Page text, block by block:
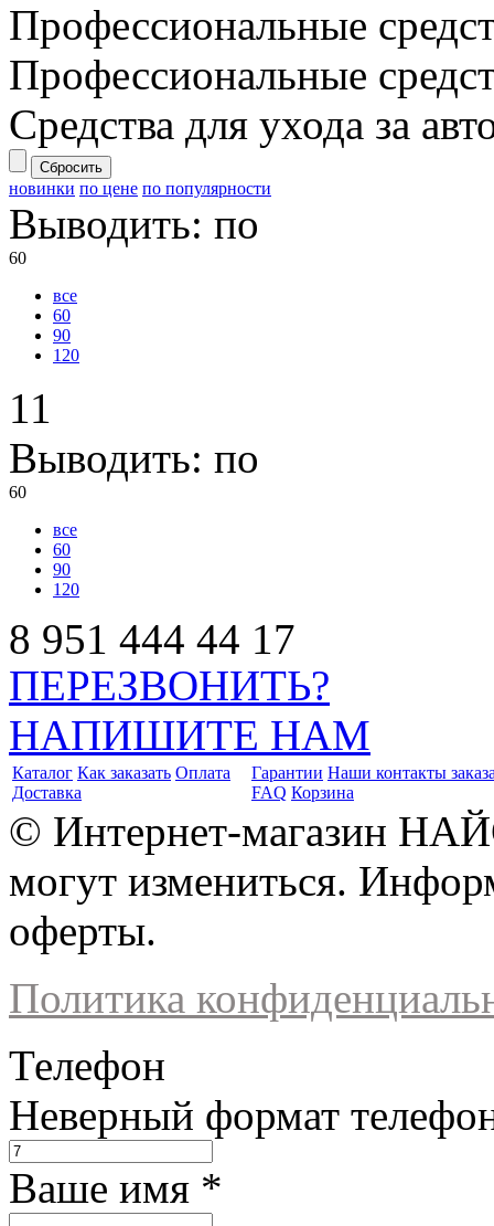
Профессиональные
Профессиональные
Средства для ухода за
Сбросить
новинки по цене по популярности
Выводить: по
60
все
60
90
120
11
Выводить: по
60
все
60
90
120
8 951 444 44 17
ПЕРЕЗВОНИТЬ?
НАПИШИТЕ НАМ
Каталог Как заказать Оплата
Доставка
Гарантии Наши контакты
FAQ Корзина
© Интернет-магазин
могут измениться.
оферты.
Политика
Телефон
Неверный формат
Ваше имя *